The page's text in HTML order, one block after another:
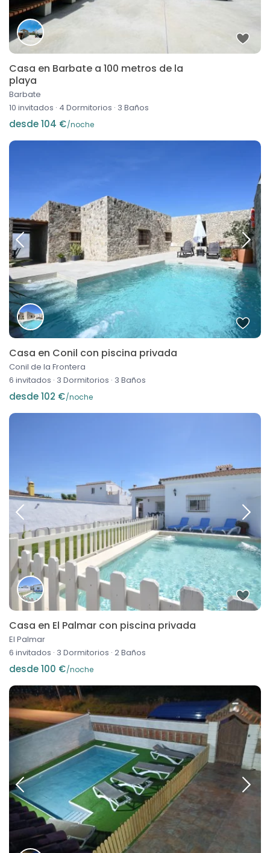
Casa en Barbate a 100 metros de la
playa
Barbate
10 invitados · 4 Dormitorios · 3 Baños
desde 104 €/noche
Casa en Conil con piscina privada
Conil de la Frontera
6 invitados · 3 Dormitorios · 3 Baños
desde 102 €/noche
Casa en El Palmar con piscina privada
El Palmar
6 invitados · 3 Dormitorios · 2 Baños
desde 100 €/noche